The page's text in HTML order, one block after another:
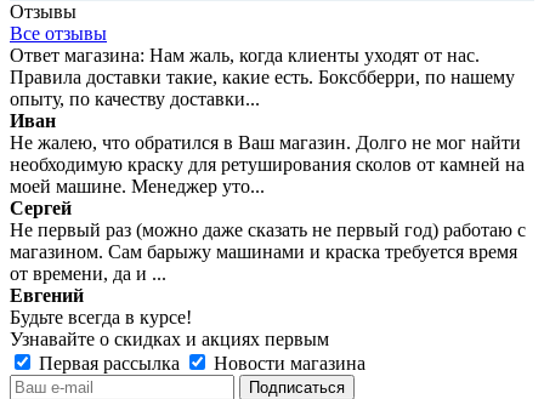
Отзывы
Все отзывы
Ответ магазина: Нам жаль, когда клиенты уходят от нас.
Правила доставки такие, какие есть. Боксбберри, по нашему
опыту, по качеству доставки...
Иван
Не жалею, что обратился в Ваш магазин. Долго не мог найти
необходимую краску для ретуширования сколов от камней на
моей машине. Менеджер уто...
Сергей
Не первый раз (можно даже сказать не первый год) работаю с
магазином. Сам барыжу машинами и краска требуется время
от времени, да и ...
Евгений
Будьте всегда в курсе!
Узнавайте о скидках и акциях первым
Первая рассылка
Новости магазина